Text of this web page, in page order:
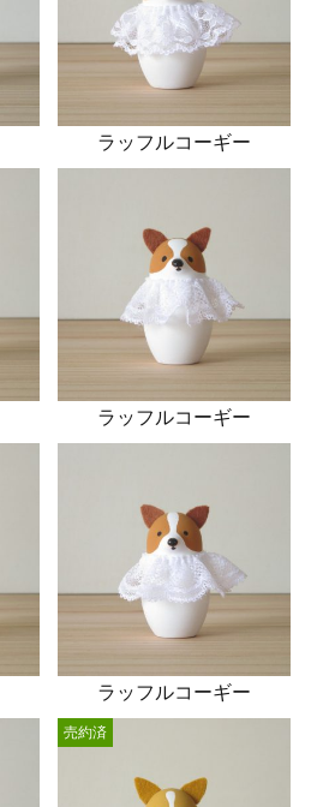
ラッフルコーギー
ラッフルコーギー
ラッフルコーギー
売約済